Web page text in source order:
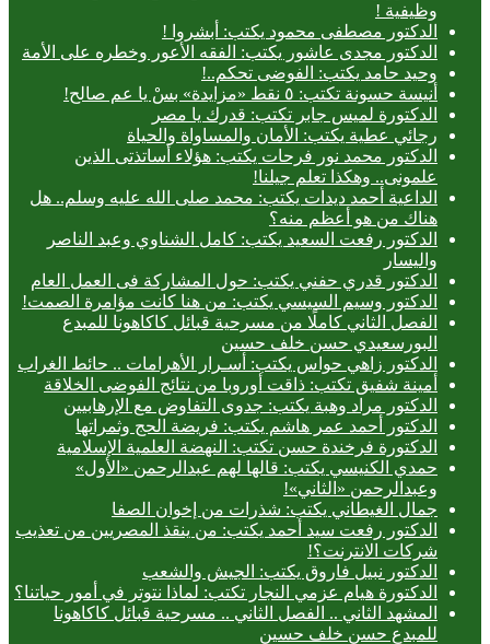
وظيفية !
الدكتور مصطفى محمود يكتب: أبشروا !
الدكتور مجدى عاشور يكتب: الفقه الأعور وخطره على الأمة
وحيد حامد يكتب: الفوضى تحكم..!
أنيسة حسونة تكتب: ٥ نقط «مزايدة» بسْ يا عم صالح!
الدكتورة لميس جابر تكتب: قدرك يا مصر
رجائي عطية يكتب: الأمان والمساواة والحياة
الدكتور محمد نور فرحات يكتب: هؤلاء أساتذتى الذين
علمونى.. وهكذا تعلم جيلنا!
الداعية أحمد ديدات يكتب: محمد صلى الله عليه وسلم.. هل
هناك من هو أعظم منه؟
الدكتور رفعت السعيد يكتب: كامل الشناوي وعبد الناصر
واليسار
الدكتور قدري حفني يكتب: حول المشاركة فى العمل العام
الدكتور وسيم السيسي يكتب: من هنا كانت مؤامرة الصمت!
الفصل الثاني كاملًا من مسرحية قبائل كاكاهونا للمبدع
البورسعيدي حسن خلف حسين
الدكتور زاهي حواس يكتب: أسـرار الأهرامات .. حائط الغراب
أمينة شفيق تكتب: ذاقت أوروبا من نتائج الفوضى الخلاقة
الدكتور مراد وهبة يكتب: جدوى التفاوض مع الإرهابيين
الدكتور أحمد عمر هاشم يكتب: فريضة الحج وثمراتها
الدكتورة فرخندة حسن تكتب: النهضة العلمية الإسلامية
حمدي الكنيسي يكتب: قالها لهم عبدالرحمن «الأول»
وعبدالرحمن «الثاني»!
جمال الغيطاني يكتب: شذرات من إخوان الصفا
الدكتور رفعت سيد أحمد يكتب: من ينقذ المصريين من تعذيب
شركات الانترنت؟!
الدكتور نبيل فاروق يكتب: الجيش والشعب
الدكتورة هيام عزمي النجار تكتب: لماذا نتوتر في أمور حياتنا؟
المشهد الثاني .. الفصل الثاني .. مسرحية قبائل كاكاهونا
للمبدع حسن خلف حسين